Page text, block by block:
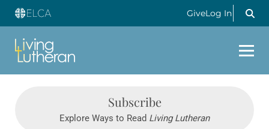
GiveLog In
Subscribe
Explore Ways to Read Living Lutheran